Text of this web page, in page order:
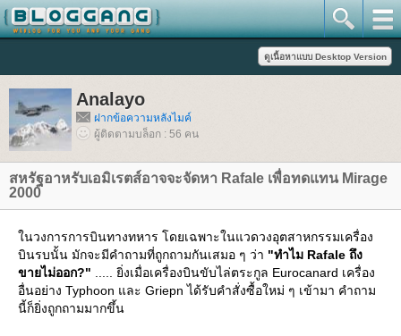
Analayo
ฝากข้อความหลังไมค์
ผู้ติดตามบล็อก : 56 คน
สหรัฐอาหรับเอมิเรตส์อาจจะจัดหา Rafale เพื่อทดแทน Mirage
2000
นวงการการบินทางทหาร โดยเฉพาะในแวดวงอุตสาหกรรมเครื่อง
บินรบนั้น มักจะมีคำถามที่ถูกถามกันเสมอ ๆ ว่า "ทำไม Rafale ถึง
ขายไม่ออก?" ..... ยิ่งเมื่อเครื่องบินขับไล่ตระกูล Eurocanard เครื่อง
อื่นอย่าง Typhoon และ Griepn ได้รับคำสั่งซื้อใหม่ ๆ เข้ามา คำถาม
นี้ก็ยิ่งถูกถามมากขึ้น